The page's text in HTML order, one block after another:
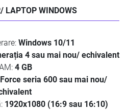
LAPTOP WINDOWS
Windows 10/11
4 sau mai nou/ echivalent
4 GB
seria 600 sau mai nou/
1920x1080 (16:9 sau 16:10)